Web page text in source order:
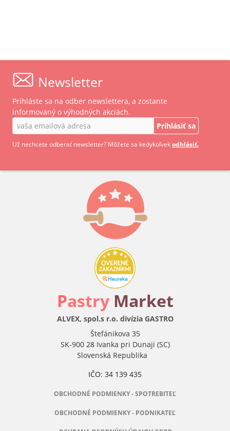
Newsletter
Prihláste sa na odber newslettera, a zostante
informovaný o výhodných akciách.
Prihlásiť sa
Už nechcete odberať newsletter? Môžete sa kedykoľvekodhlásiť.
Pastry Market
ALVEX, spol.s r.o. divízia GASTRO
Štefánikova 35
SK-900 28 Ivanka pri Dunaji (SC)
Slovenská Republika
IČO: 34 139 435
OBCHODNÉ PODMIENKY - SPOTREBITEĽ
OBCHODNÉ PODMIENKY - PODNIKATEĽ